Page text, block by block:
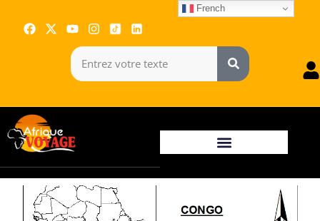
French